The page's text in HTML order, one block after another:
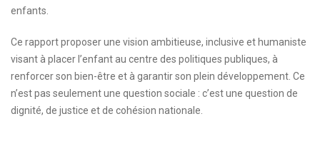
enfants.
Ce rapport proposer une vision ambitieuse, inclusive et humaniste
visant à placer l’enfant au centre des politiques publiques, à
renforcer son bien-être et à garantir son plein développement. Ce
n’est pas seulement une question sociale : c’est une question de
dignité, de justice et de cohésion nationale.